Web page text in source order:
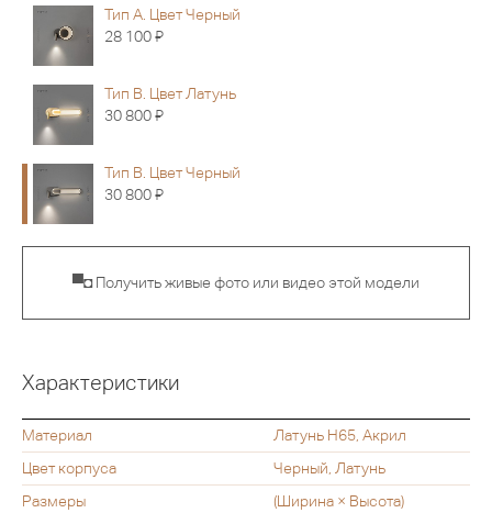
Тип A. Цвет Черный
28 100Я
Тип B. Цвет Латунь
30 800Я
Тип B. Цвет Черный
30 800Я
▀◘ Получить живые фото или видео этой модели
Характеристики
Материал
Латунь H65, Акрил
Цвет корпуса
Черный, Латунь
Размеры
(Ширина × Высота)